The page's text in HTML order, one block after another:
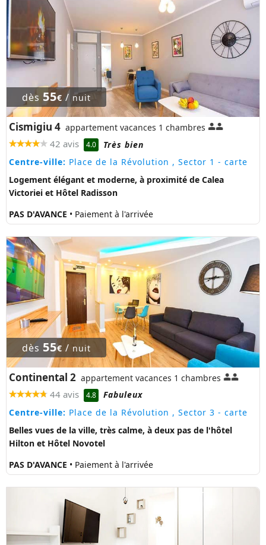
dès 55€ / nuit
Cismigiu 4 appartement vacances 1 chambres
42 avis 4.0
Très bien
Centre-ville: Place de la Révolution , Sector 1 - carte
Logement élégant et moderne, à proximité de Calea
Victoriei et Hôtel Radisson
PAS D'AVANCE • Paiement à l'arrivée
dès 55€ / nuit
Continental 2 appartement vacances 1 chambres
44 avis 4.8
Fabuleux
Centre-ville: Place de la Révolution , Sector 3 - carte
Belles vues de la ville, très calme, à deux pas de l'hôtel
Hilton et Hôtel Novotel
PAS D'AVANCE • Paiement à l'arrivée